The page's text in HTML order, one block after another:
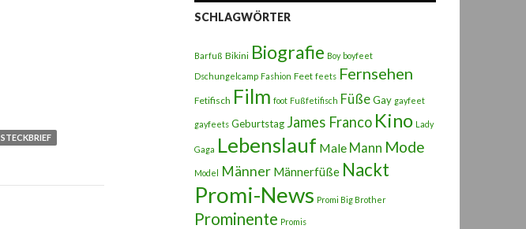
STECKBRIEF
SCHLAGWÖRTER
Barfuß Bikini Biografie Boy boyfeet
Dschungelcamp Fashion Feet feets Fernsehen
Fetifisch Film foot Fußfetifisch FüßeGay gayfeet
gayfeets Geburtstag James Franco Kino Lady
Gaga Lebenslauf Male Mann Mode
Model Männer Männerfüße Nackt
Promi-News Promi Big Brother
Prominente Promis